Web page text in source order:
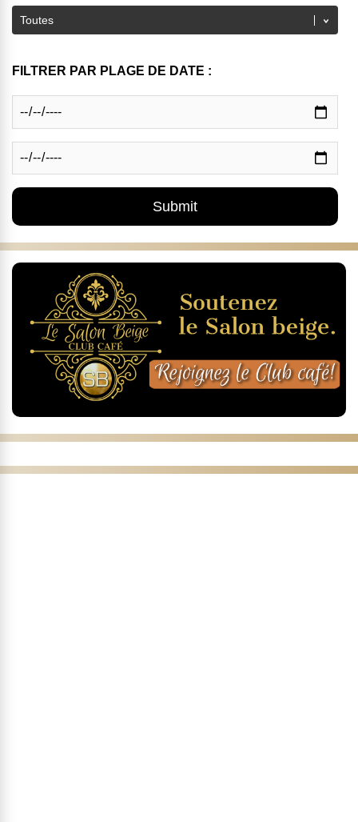
FILTRER PAR PLAGE DE DATE :